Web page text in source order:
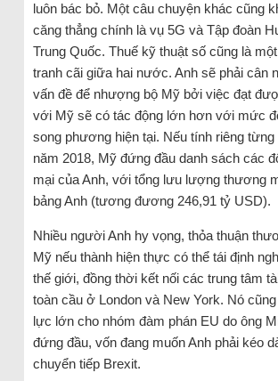
luôn bác bỏ. Một câu chuyện khác cũng
căng thẳng chính là vụ 5G và Tập đoàn
Trung Quốc. Thuế kỹ thuật số cũng là
tranh cãi giữa hai nước. Anh sẽ phải cân
vấn đề để nhượng bộ Mỹ bởi việc đạt
với Mỹ sẽ có tác động lớn hơn với mức
song phương hiện tại. Nếu tính riêng từng
năm 2018, Mỹ đứng đầu danh sách các
mại của Anh, với tổng lưu lượng thương
bảng Anh (tương đương 246,91 tỷ USD).
Nhiều người Anh hy vọng, thỏa thuận
Mỹ nếu thành hiện thực có thể tái định
thế giới, đồng thời kết nối các trung tâm
toàn cầu ở London và New York. Nó
lực lớn cho nhóm đàm phán EU do ông
đứng đầu, vốn đang muốn Anh phải kéo
chuyển tiếp Brexit.